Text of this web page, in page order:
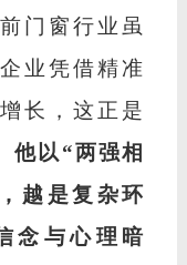
门窗行业虽
业凭借精准
长，这正是
他以 “两强相
越是复杂环
念与心理暗